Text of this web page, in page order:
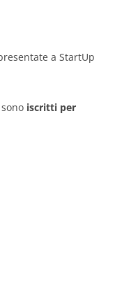
a StartUp
iscritti per